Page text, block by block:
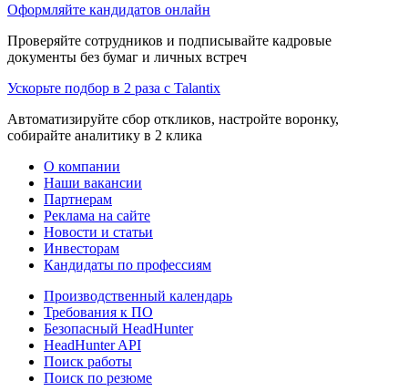
Оформляйте кандидатов онлайн
Проверяйте сотрудников и подписывайте кадровые
документы без бумаг и личных встреч
Ускорьте подбор в 2 раза с Talantix
Автоматизируйте сбор откликов, настройте воронку,
собирайте аналитику в 2 клика
О компании
Наши вакансии
Партнерам
Реклама на сайте
Новости и статьи
Инвесторам
Кандидаты по профессиям
Производственный календарь
Требования к ПО
Безопасный HeadHunter
HeadHunter API
Поиск работы
Поиск по резюме